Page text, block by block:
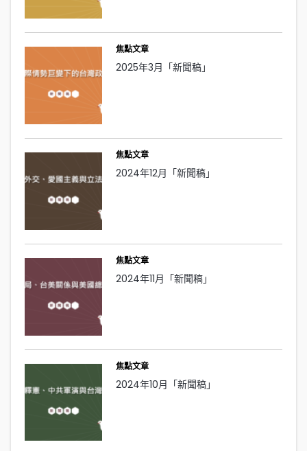
焦點文章
2025年3月「新聞稿」
焦點文章
2024年12月「新聞稿」
焦點文章
2024年11月「新聞稿」
焦點文章
2024年10月「新聞稿」